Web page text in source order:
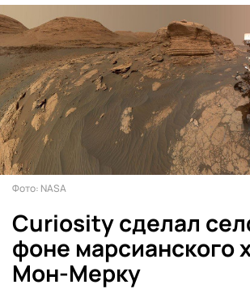
Фото: NASA
Curiosity сделал
фоне марсианского
Мон-Мерку